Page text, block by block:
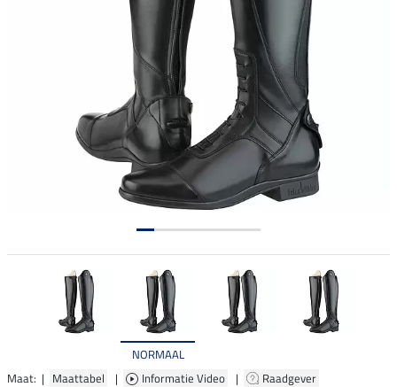
NORMAAL
Maat: | Maattabel | Informatie Video | Raadgever